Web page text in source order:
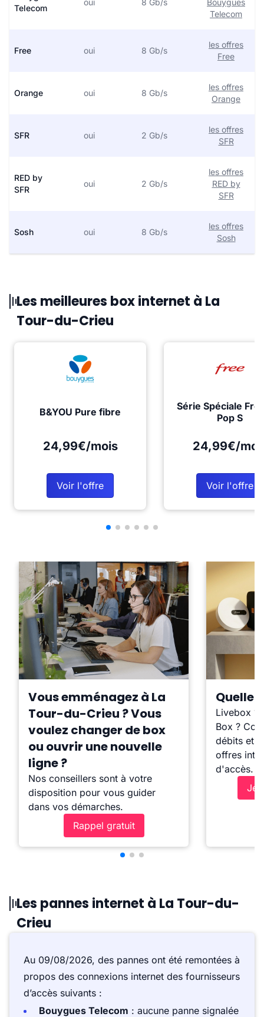
Telecom
oui 8 Gb/s
Bouygues
Telecom
Free oui 8 Gb/s
les offres
Free
Orange oui 8 Gb/s
les offres
Orange
SFR oui 2 Gb/s
les offres
SFR
RED by
SFR
oui 2 Gb/s
les offres
RED by
SFR
Sosh oui 8 Gb/s
les offres
Sosh
Les meilleures box internet à La
Tour-du-Crieu
B&YOU Pure fibre
24,99€/mois
Voir l'offre
Série Spéciale
Pop S
24,99€/
Voir l'offre
Vous emménagez à La
Tour-du-Crieu ? Vous
voulez changer de box
ou ouvrir une nouvelle
ligne ?
Nos conseillers sont à votre
disposition pour vous guider
dans vos démarches.
Rappel gratuit
Quelle
Livebox ?
Box ?
débits et
offres
d'accès.
Je
Les pannes internet à La Tour-du-
Crieu
Au 09/08/2026, des pannes ont été remontées à
propos des connexions internet des fournisseurs
d’accès suivants :
Bouygues Telecom : aucune panne signalée